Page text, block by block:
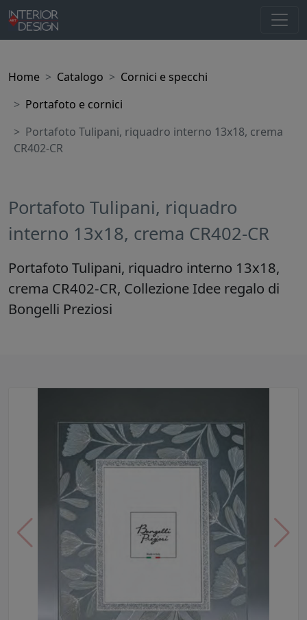
Home Catalogo
Cornici e specchi
Portafoto e cornici
Portafoto Tulipani, riquadro interno 13x18, crema
CR402-CR
Portafoto Tulipani, riquadro
interno 13x18, crema CR402-CR
Portafoto Tulipani, riquadro interno 13x18,
crema CR402-CR, Collezione Idee regalo di
Bongelli Preziosi